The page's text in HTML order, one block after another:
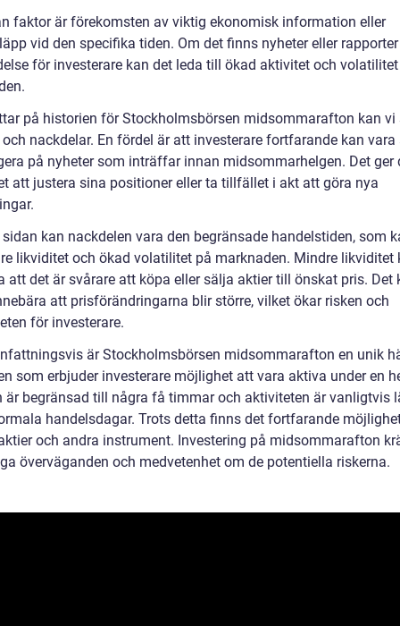
faktor är förekomsten av viktig ekonomisk information eller
vid den specifika tiden. Om det finns nyheter eller
för investerare kan det leda till ökad aktivitet och
på historien för Stockholmsbörsen midsommarafton kan vi
nackdelar. En fördel är att investerare fortfarande kan
på nyheter som inträffar innan midsommarhelgen. Det ger
att justera sina positioner eller ta tillfället i akt att göra nya
kan nackdelen vara den begränsade handelstiden, som
likviditet och ökad volatilitet på marknaden. Mindre likviditet
att det är svårare att köpa eller sälja aktier till önskat pris. Det
att prisförändringarna blir större, vilket ökar risken och
för investerare.
är Stockholmsbörsen midsommarafton en unik
som erbjuder investerare möjlighet att vara aktiva under en
är begränsad till några få timmar och aktiviteten är vanligtvis
handelsdagar. Trots detta finns det fortfarande
och andra instrument. Investering på midsommarafton
överväganden och medvetenhet om de potentiella riskerna.